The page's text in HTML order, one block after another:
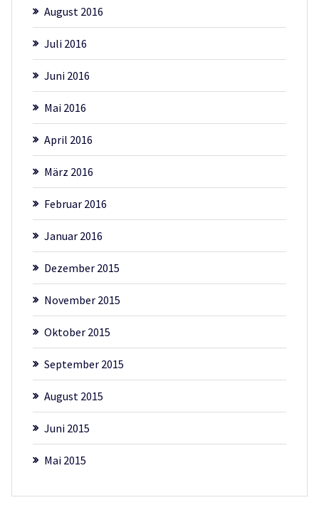
August 2016
Juli 2016
Juni 2016
Mai 2016
April 2016
März 2016
Februar 2016
Januar 2016
Dezember 2015
November 2015
Oktober 2015
September 2015
August 2015
Juni 2015
Mai 2015